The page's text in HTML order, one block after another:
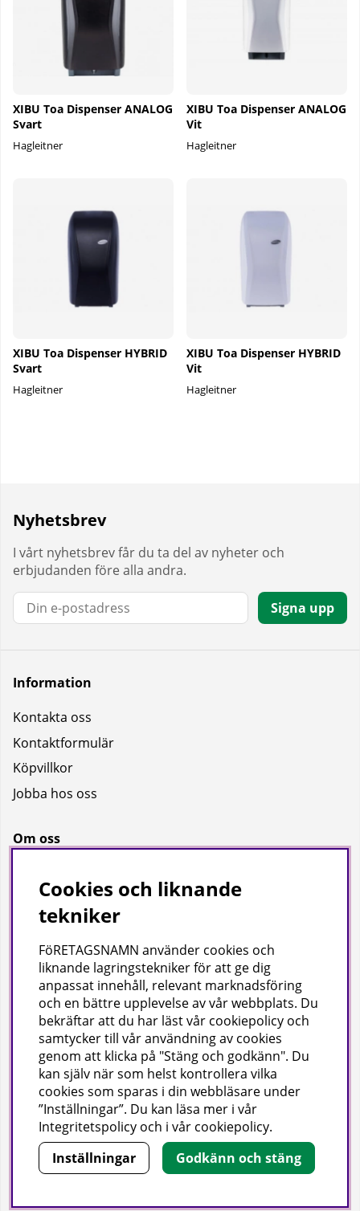
XIBU Toa Dispenser ANALOG
Svart
Hagleitner
XIBU Toa Dispenser ANALOG
Vit
Hagleitner
XIBU Toa Dispenser HYBRID
Svart
Hagleitner
XIBU Toa Dispenser HYBRID
Vit
Hagleitner
Nyhetsbrev
I vårt nyhetsbrev får du ta del av nyheter och
erbjudanden före alla andra.
E-post:
Signa upp
Information
Kontakta oss
Kontaktformulär
Köpvillkor
Jobba hos oss
Om oss
Bransch
Kataloger
Företagsuppgifter
Visab i Skandinavien AB
Din lokala leverantör av städ- och hygienprodukter.
Hjärtlandavägen 17, 576 33 Sävsjö
Org nr: 556504-4558
Tel: 0382-157 50 | info@visab.info
Mån–fre 07:30–16:00
Cookies och liknande
tekniker
FöRETAGSNAMN använder cookies och
liknande lagringstekniker för att ge dig
anpassat innehåll, relevant marknadsföring
och en bättre upplevelse av vår webbplats. Du
bekräftar att du har läst vår cookiepolicy och
samtycker till vår användning av cookies
genom att klicka på "Stäng och godkänn". Du
kan själv när som helst kontrollera vilka
cookies som sparas i din webbläsare under
”Inställningar”. Du kan läsa mer i vår
Integritetspolicy och i vår cookiepolicy.
Inställningar
Godkänn och stäng